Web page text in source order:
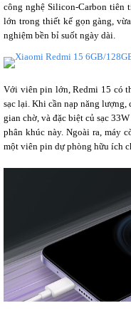
công nghệ Silicon-Carbon tiên
lớn trong thiết kế gọn gàng,
nghiệm bền bỉ suốt ngày dài.
Với viên pin lớn, Redmi 15 có
sạc lại. Khi cần nạp năng lượng,
gian chờ, và đặc biệt củ sạc
phân khúc này. Ngoài ra, máy
một viên pin dự phòng hữu ích